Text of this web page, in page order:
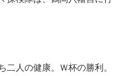
二人の健康。Ｗ杯の勝利。